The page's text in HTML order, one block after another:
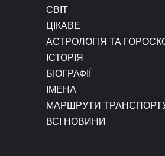
СВІТ
ЦІКАВЕ
АСТРОЛОГІЯ ТА
ІСТОРІЯ
БІОГРАФІЇ
ІМЕНА
МАРШРУТИ
ВСІ НОВИНИ